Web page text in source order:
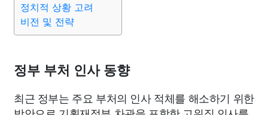
부동산 외국어 교육
정치적 상황 고려
비전 및 전략
정부 부처 인사 동향
최근 정부는 주요 부처의 인사 적체를 해소하기 위한